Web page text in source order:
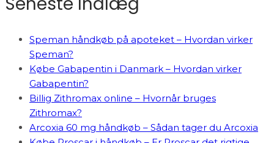
Speman håndkøb på apoteket – Hvordan virker
Speman?
Købe Gabapentin i Danmark – Hvordan virker
Gabapentin?
Billig Zithromax online – Hvornår bruges
Zithromax?
Arcoxia 60 mg håndkøb – Sådan tager du Arcoxia